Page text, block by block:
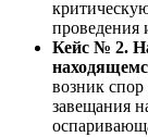
проведения
Кейс № 2.
возник
завещания